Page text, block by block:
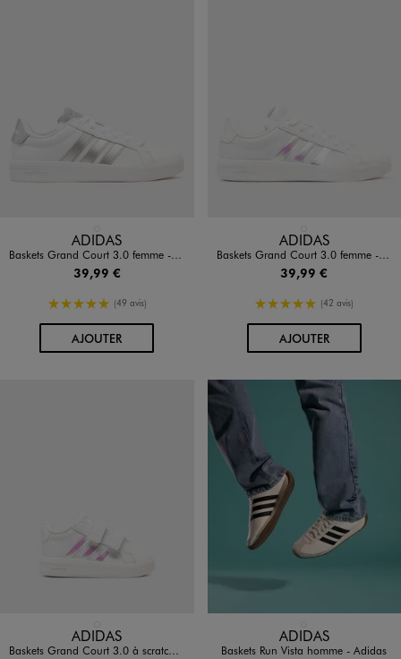
Disponible en 1 coloris
ADIDAS
Baskets Grand Court 3.0 femme - Adidas
39,99 €
5/5 de moyenne
(49 avis)
AJOUTERAU PANIER
Disponible en 1 coloris
ADIDAS
Baskets Grand Court 3.0 femme - Adidas
39,99 €
5/5 de moyenne
(42 avis)
AJOUTERAU PANIER
Disponible en 1 coloris
ADIDAS
Baskets Grand Court 3.0 à scratch bébé fille - Adidas
Disponible en 1 coloris
ADIDAS
Baskets Run Vista homme - Adidas